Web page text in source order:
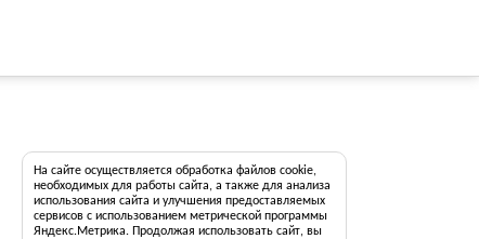
На сайте осуществляется обработка файлов cookie,
необходимых для работы сайта, а также для анализа
использования сайта и улучшения предоставляемых
сервисов с использованием метрической программы
Яндекс.Метрика. Продолжая использовать сайт, вы